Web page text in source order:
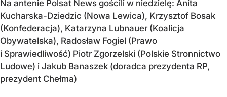
Na antenie Polsat News gościli w niedzielę: Anita
Kucharska-Dziedzic (Nowa Lewica), Krzysztof Bosak
(Konfederacja), Katarzyna Lubnauer (Koalicja
Obywatelska), Radosław Fogiel (Prawo
i Sprawiedliwość) Piotr Zgorzelski (Polskie Stronnictwo
Ludowe) i Jakub Banaszek (doradca prezydenta RP,
prezydent Chełma)